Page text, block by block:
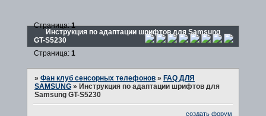
Инструкция по адаптации шрифтов для Samsung
GT-S5230
Страница:1
Страница: 1
» Фан клуб сенсорных телефонов » FAQ ДЛЯ
SAMSUNG » Инструкция по адаптации шрифтов для
Samsung GT-S5230
создать форум